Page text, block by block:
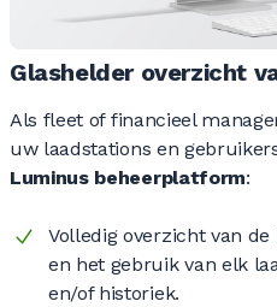
Glashelder overzicht
Als fleet of financieel
uw laadstations en
Luminus beheerplatform:
Volledig overzicht van
en het gebruik van elk
en/of historiek.